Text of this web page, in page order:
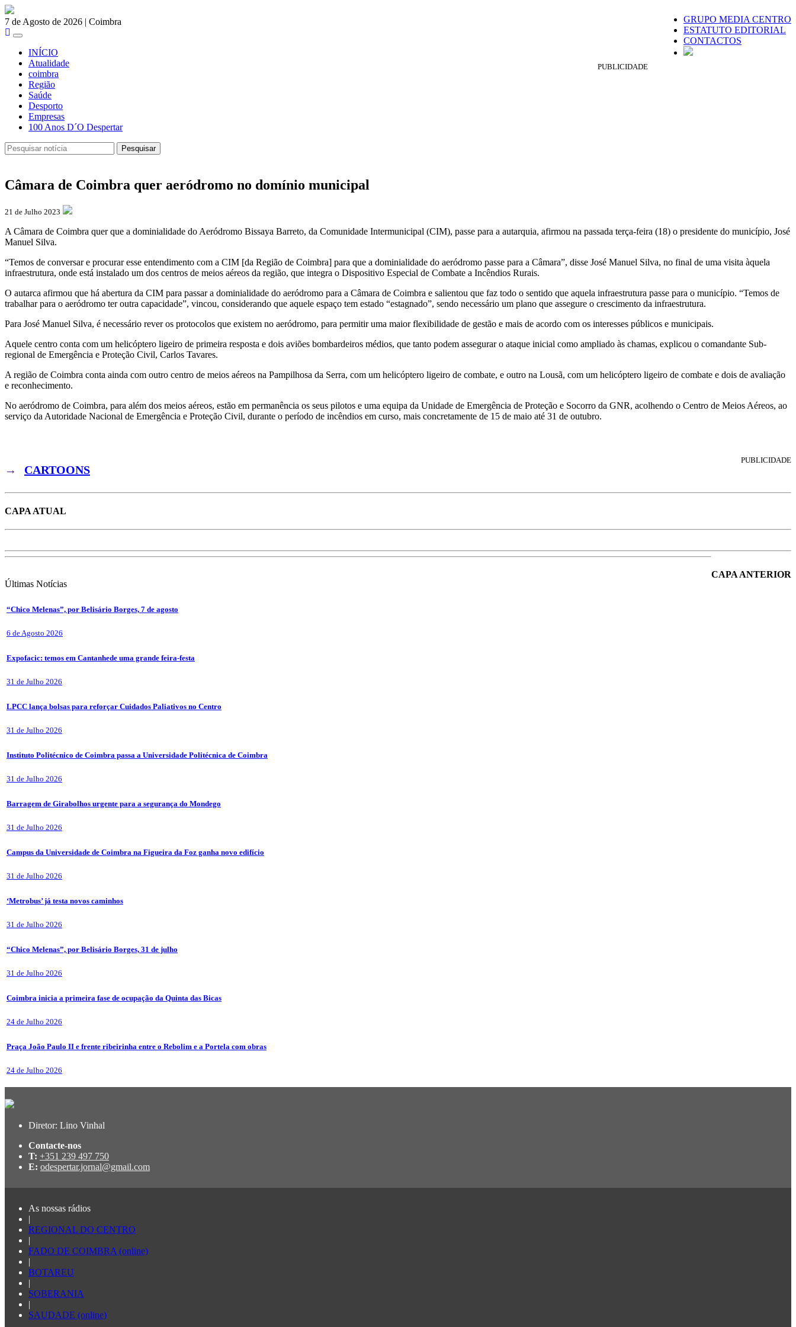
GRUPO MEDIA CENTRO
ESTATUTO EDITORIAL
CONTACTOS
7 de Agosto de 2026 | Coimbra
PUBLICIDADE
Toggle
navigation
INÍCIO
Atualidade
coimbra
Região
Saúde
Desporto
Empresas
100 Anos D´O Despertar
Pesquisar
Pesquisar
Câmara de Coimbra quer aeródromo no domínio municipal
21 de Julho 2023
A Câmara de Coimbra quer que a dominialidade do Aeródromo Bissaya Barreto, da Comunidade Intermunicipal (CIM), passe para a autarquia, afirmou na passada terça-feira (18) o presidente do município, José
Manuel Silva.
“Temos de conversar e procurar esse entendimento com a CIM [da Região de Coimbra] para que a dominialidade do aeródromo passe para a Câmara”, disse José Manuel Silva, no final de uma visita àquela
infraestrutura, onde está instalado um dos centros de meios aéreos da região, que integra o Dispositivo Especial de Combate a Incêndios Rurais.
O autarca afirmou que há abertura da CIM para passar a dominialidade do aeródromo para a Câmara de Coimbra e salientou que faz todo o sentido que aquela infraestrutura passe para o município. “Temos de
trabalhar para o aeródromo ter outra capacidade”, vincou, considerando que aquele espaço tem estado “estagnado”, sendo necessário um plano que assegure o crescimento da infraestrutura.
Para José Manuel Silva, é necessário rever os protocolos que existem no aeródromo, para permitir uma maior flexibilidade de gestão e mais de acordo com os interesses públicos e municipais.
Aquele centro conta com um helicóptero ligeiro de primeira resposta e dois aviões bombardeiros médios, que tanto podem assegurar o ataque inicial como ampliado às chamas, explicou o comandante Sub-
regional de Emergência e Proteção Civil, Carlos Tavares.
A região de Coimbra conta ainda com outro centro de meios aéreos na Pampilhosa da Serra, com um helicóptero ligeiro de combate, e outro na Lousã, com um helicóptero ligeiro de combate e dois de avaliação
e reconhecimento.
No aeródromo de Coimbra, para além dos meios aéreos, estão em permanência os seus pilotos e uma equipa da Unidade de Emergência de Proteção e Socorro da GNR, acolhendo o Centro de Meios Aéreos, ao
serviço da Autoridade Nacional de Emergência e Proteção Civil, durante o período de incêndios em curso, mais concretamente de 15 de maio até 31 de outubro.
PUBLICIDADE
→ CARTOONS
CAPA ATUAL
CAPA ANTERIOR
Últimas Notícias
“Chico Melenas”, por Belisário Borges, 7 de agosto
6 de Agosto 2026
Expofacic: temos em Cantanhede uma grande feira-festa
31 de Julho 2026
LPCC lança bolsas para reforçar Cuidados Paliativos no Centro
31 de Julho 2026
Instituto Politécnico de Coimbra passa a Universidade Politécnica de Coimbra
31 de Julho 2026
Barragem de Girabolhos urgente para a segurança do Mondego
31 de Julho 2026
Campus da Universidade de Coimbra na Figueira da Foz ganha novo edifício
31 de Julho 2026
‘Metrobus’ já testa novos caminhos
31 de Julho 2026
“Chico Melenas”, por Belisário Borges, 31 de julho
31 de Julho 2026
Coimbra inicia a primeira fase de ocupação da Quinta das Bicas
24 de Julho 2026
Praça João Paulo II e frente ribeirinha entre o Rebolim e a Portela com obras
24 de Julho 2026
Diretor: Lino Vinhal
Contacte-nos
T: +351 239 497 750
E: odespertar.jornal@gmail.com
As nossas rádios
|
REGIONAL DO CENTRO
|
FADO DE COIMBRA (online)
|
BOTAREU
|
SOBERANIA
|
SAUDADE (online)